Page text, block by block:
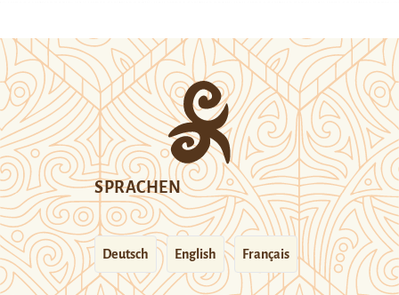
SPRACHEN
Deutsch English Français